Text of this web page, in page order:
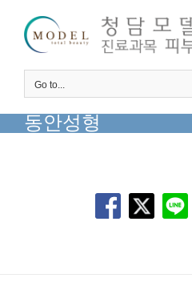
content
Go to...
동안성형